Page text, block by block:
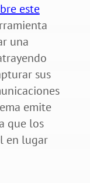
este
una
sus
emite
que los
en lugar